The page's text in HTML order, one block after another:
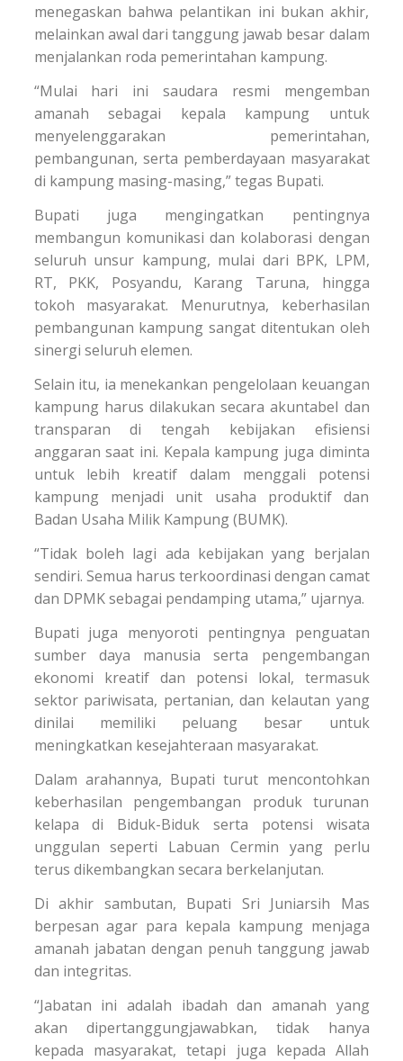
menegaskan bahwa pelantikan ini bukan akhir,
melainkan awal dari tanggung jawab besar dalam
menjalankan roda pemerintahan kampung.
“Mulai hari ini saudara resmi mengemban
amanah sebagai kepala kampung untuk
menyelenggarakan pemerintahan,
pembangunan, serta pemberdayaan masyarakat
di kampung masing-masing,” tegas Bupati.
Bupati juga mengingatkan pentingnya
membangun komunikasi dan kolaborasi dengan
seluruh unsur kampung, mulai dari BPK, LPM,
RT, PKK, Posyandu, Karang Taruna, hingga
tokoh masyarakat. Menurutnya, keberhasilan
pembangunan kampung sangat ditentukan oleh
sinergi seluruh elemen.
Selain itu, ia menekankan pengelolaan keuangan
kampung harus dilakukan secara akuntabel dan
transparan di tengah kebijakan efisiensi
anggaran saat ini. Kepala kampung juga diminta
untuk lebih kreatif dalam menggali potensi
kampung menjadi unit usaha produktif dan
Badan Usaha Milik Kampung (BUMK).
“Tidak boleh lagi ada kebijakan yang berjalan
sendiri. Semua harus terkoordinasi dengan camat
dan DPMK sebagai pendamping utama,” ujarnya.
Bupati juga menyoroti pentingnya penguatan
sumber daya manusia serta pengembangan
ekonomi kreatif dan potensi lokal, termasuk
sektor pariwisata, pertanian, dan kelautan yang
dinilai memiliki peluang besar untuk
meningkatkan kesejahteraan masyarakat.
Dalam arahannya, Bupati turut mencontohkan
keberhasilan pengembangan produk turunan
kelapa di Biduk-Biduk serta potensi wisata
unggulan seperti Labuan Cermin yang perlu
terus dikembangkan secara berkelanjutan.
Di akhir sambutan, Bupati Sri Juniarsih Mas
berpesan agar para kepala kampung menjaga
amanah jabatan dengan penuh tanggung jawab
dan integritas.
“Jabatan ini adalah ibadah dan amanah yang
akan dipertanggungjawabkan, tidak hanya
kepada masyarakat, tetapi juga kepada Allah